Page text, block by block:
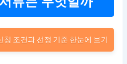
조건과 선정 기준 한눈에 보기